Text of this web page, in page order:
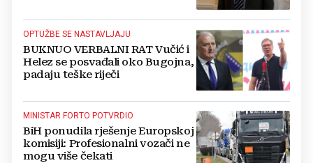
OPTUŽBE SE NASTAVLJAJU
BUKNUO VERBALNI RAT Vučić i
Helez se posvađali oko Bugojna,
padaju teške riječi
MINISTAR FORTO POTVRDIO
BiH ponudila rješenje Europskoj
komisiji: Profesionalni vozači ne
mogu više čekati